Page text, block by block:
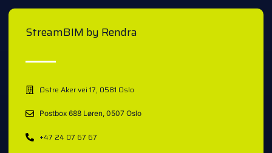
StreamBIM by Rendra
Østre Aker vei 17, 0581 Oslo
Postbox 688 Løren, 0507 Oslo
+47 24 07 67 67